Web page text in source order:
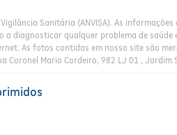
Sanitária (ANVISA). As
diagnosticar qualquer problema de
As fotos contidas em nosso site são
Coronel Mario Cordeiro, 982 LJ 01 ,